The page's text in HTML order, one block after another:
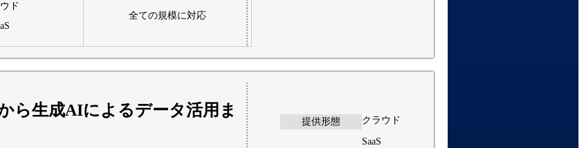
ド
全ての規模に対応
ら生成AIによるデータ活用ま
提供形態 クラウド
SaaS